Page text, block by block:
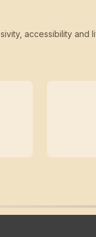
accessibility and